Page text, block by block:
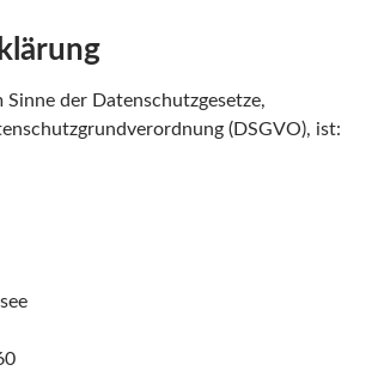
der Datenschutzgesetze,
(DSGVO), ist: